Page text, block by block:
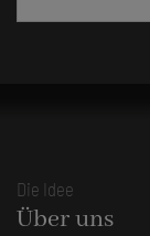
Die Idee
Über uns